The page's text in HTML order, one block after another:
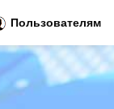
Пользователям